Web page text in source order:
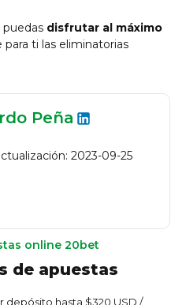
disfrutar al máximo
para ti las eliminatorias
Peña
2023-09-25
de apuestas
depósito hasta $320 USD /